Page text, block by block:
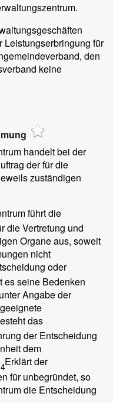
Leistungserbringung für
den
keine
handelt bei der
der für die
zuständigen
führt die
die Vertretung und
Organe aus, soweit
nicht
oder
es seine Bedenken
Angabe der
das
der Entscheidung
dem
4Erklärt der
für unbegründet, so
die Entscheidung